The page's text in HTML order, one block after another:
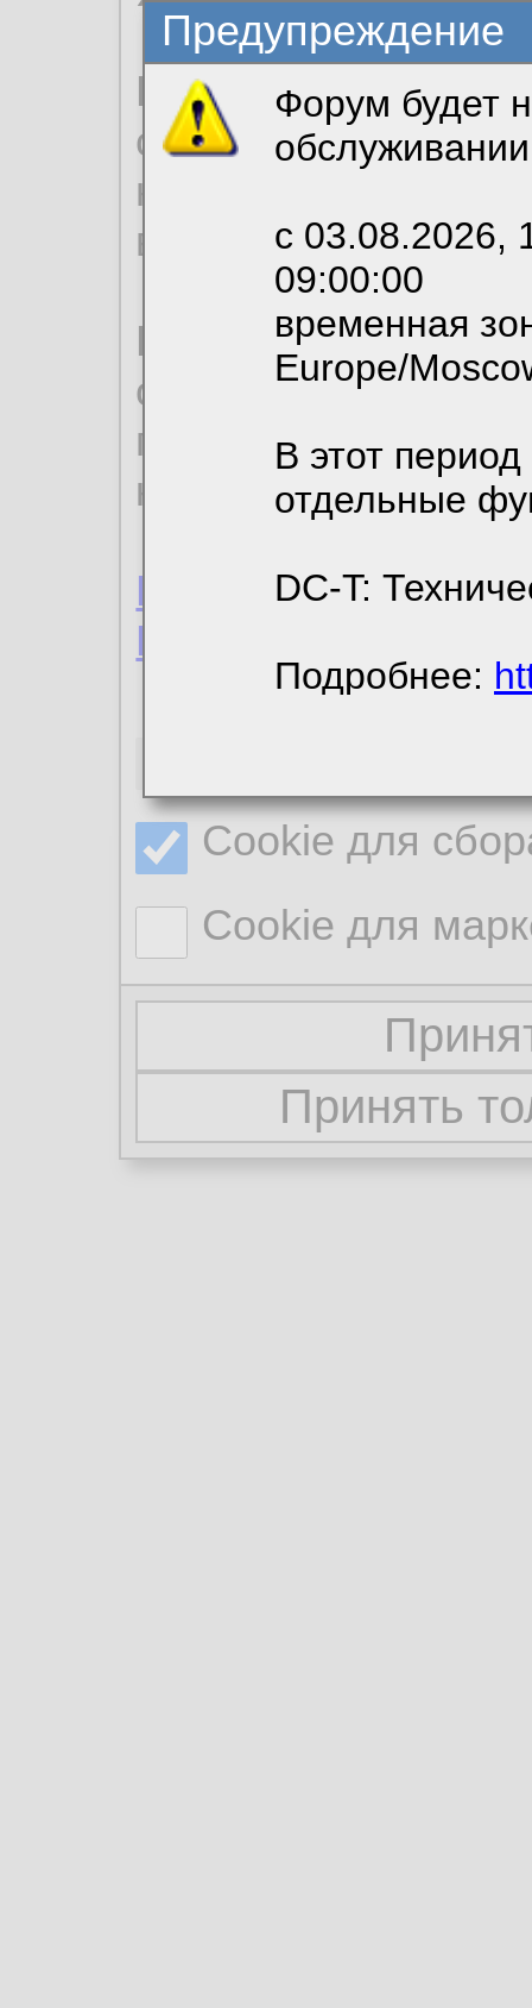
Предупреждение
Форум будет
с 03.08.2026,
09:00:00
временная
Europe/
В этот
отдельные
DC-T:
Подробнее:
Продолжая
согласие на
необходимых для
вы можете
По
ознакомиться с
пользовательским
Пользовательское
Политика
Cookie для
Cookie для